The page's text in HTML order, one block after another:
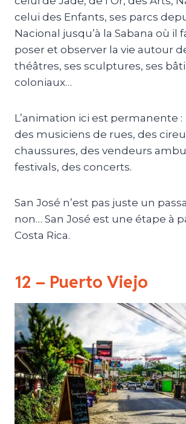
celui des Enfants, ses parcs
Nacional jusqu’à la Sabana où il
poser et observer la vie autour
théâtres, ses sculptures, ses
coloniaux…
L’animation ici est permanente :
des musiciens de rues, des
chaussures, des vendeurs
festivals, des concerts.
San José n’est pas juste un
non… San José est une étape à
Costa Rica.
12 – Puerto Viejo